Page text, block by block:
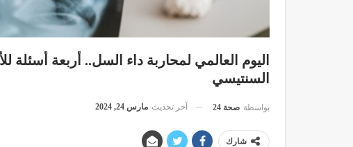
اليوم العالمي لمحاربة داء السل.. أربعة أسئلة
السنتيسي
بواسطة صحة 24 آخر تحديث مارس 24, 2024
شارك